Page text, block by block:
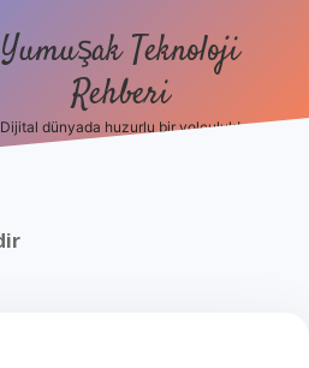
Yumuşak Teknoloji
Rehberi
Dijital dünyada huzurlu bir yolculuk!